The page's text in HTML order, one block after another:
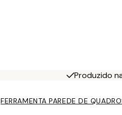
Produzido
FERRAMENTA PAREDE DE